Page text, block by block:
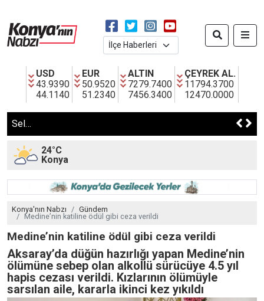
USD
43.9390
44.1140
EUR
50.9520
51.2340
ALTIN
7279.7400
7456.3400
ÇEYREK AL.
11794.3700
12470.0000
24°C
Konya
Konya'nın Nabzı
Gündem
Medine’nin katiline ödül gibi ceza verildi
Medine’nin katiline ödül gibi ceza verildi
Aksaray’da düğün hazırlığı yapan Medine’nin
ölümüne sebep olan alkollü sürücüye 4.5 yıl
hapis cezası verildi. Kızlarının ölümüyle
sarsılan aile, kararla ikinci kez yıkıldı